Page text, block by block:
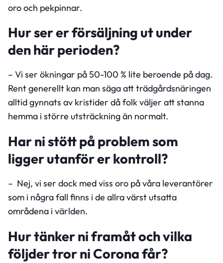
oro och pekpinnar.
Hur ser er försäljning ut under
den här perioden?
– Vi ser ökningar på 50-100 % lite beroende på dag.
Rent generellt kan man säga att trädgårdsnäringen
alltid gynnats av kristider då folk väljer att stanna
hemma i större utsträckning än normalt.
Har ni stött på problem som
ligger utanför er kontroll?
– Nej, vi ser dock med viss oro på våra leverantörer
som i några fall finns i de allra värst utsatta
områdena i världen.
Hur tänker ni framåt och vilka
följder tror ni Corona får?